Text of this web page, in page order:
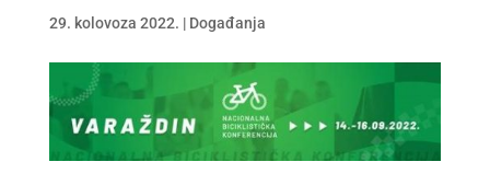
29. kolovoza 2022. | Događanja